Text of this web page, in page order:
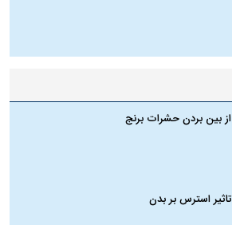
از بین بردن حشرات برنج
تاثیر استرس بر بدن